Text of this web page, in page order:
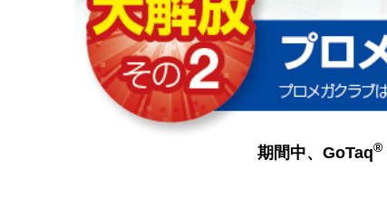
期間中、GoTaq®